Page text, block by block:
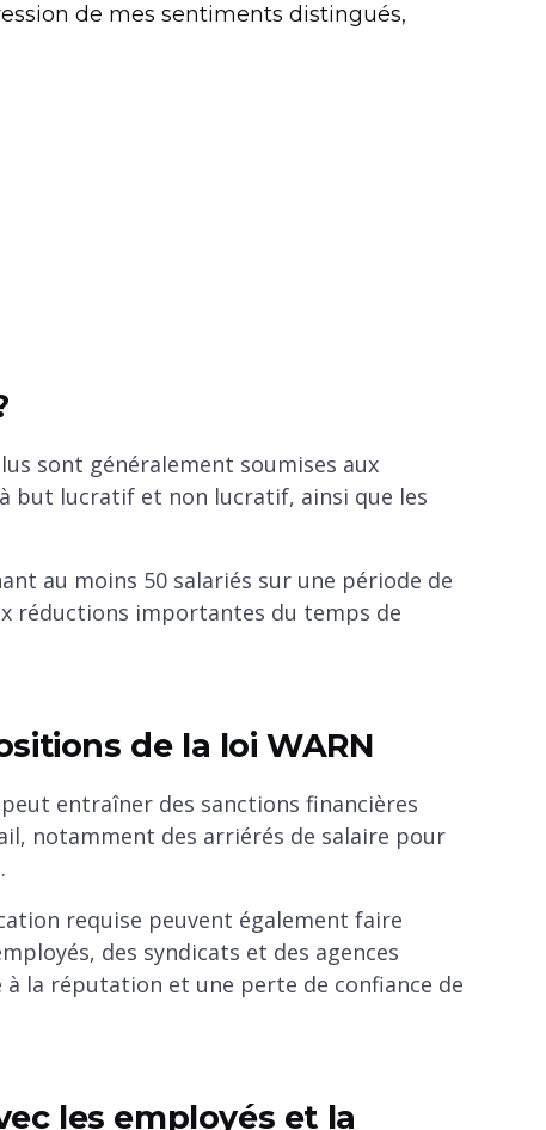
de mes sentiments distingués,
sont généralement soumises aux
but lucratif et non lucratif, ainsi que les
au moins 50 salariés sur une période de
réductions importantes du temps de
de la loi WARN
entraîner des sanctions financières
notamment des arriérés de salaire pour
requise peuvent également faire
des syndicats et des agences
la réputation et une perte de confiance de
les employés et la